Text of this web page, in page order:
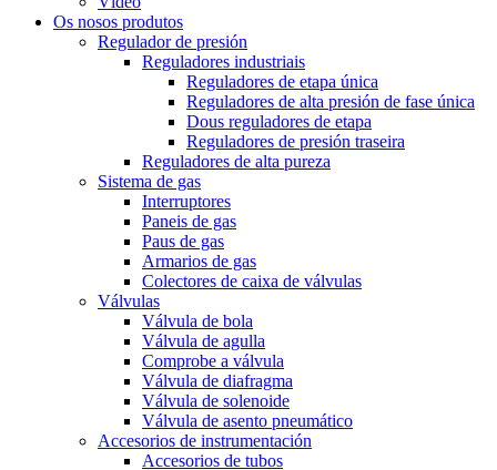
Os nosos produtos
Regulador de presión
Reguladores industriais
Reguladores de etapa única
Reguladores de alta presión de fase única
Dous reguladores de etapa
Reguladores de presión traseira
Reguladores de alta pureza
Sistema de gas
Interruptores
Paneis de gas
Paus de gas
Armarios de gas
Colectores de caixa de válvulas
Válvulas
Válvula de bola
Válvula de agulla
Comprobe a válvula
Válvula de diafragma
Válvula de solenoide
Válvula de asento pneumático
Accesorios de instrumentación
Accesorios de tubos